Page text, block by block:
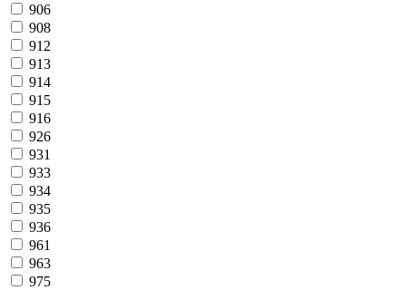
906
908
912
913
914
915
916
926
931
933
934
935
936
961
963
975